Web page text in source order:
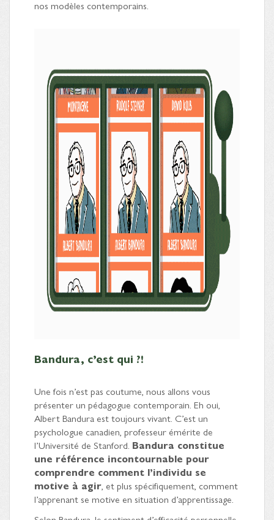
nos modèles contemporains.
Bandura, c’est qui ?!
Une fois n’est pas coutume, nous allons vous
présenter un pédagogue contemporain. Eh oui,
Albert Bandura est toujours vivant. C’est un
psychologue canadien, professeur émérite de
l’Université de Stanford. Bandura constitue
une référence incontournable pour
comprendre comment l’individu se
motive à agir , et plus spécifiquement, comment
l’apprenant se motive en situation d’apprentissage.